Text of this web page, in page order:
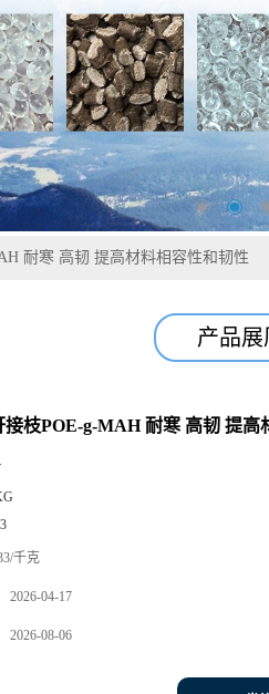
耐寒 高韧 提高材料相容性和韧性
产品展
接枝POE-g-MAH 耐寒 高韧 提高
千克
2026-04-17
2026-08-06